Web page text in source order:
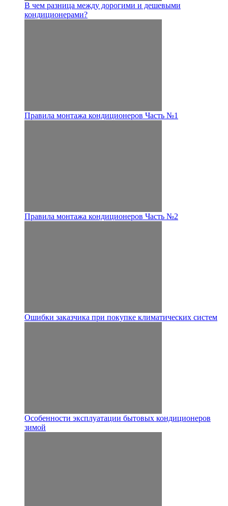
В чем разница между дорогими и дешевыми
кондиционерами?
Правила монтажа кондиционеров Часть №1
Правила монтажа кондиционеров Часть №2
Ошибки заказчика при покупке климатических систем
Особенности эксплуатации бытовых кондиционеров
зимой